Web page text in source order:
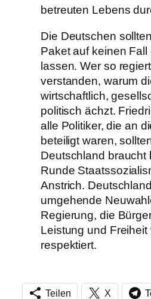
betreuten Lebens
Die Deutschen
Paket auf keinen Fall
lassen. Wer so
verstanden, warum
wirtschaftlich,
politisch ächzt.
alle Politiker, die an
beteiligt waren,
Deutschland braucht
Runde
Anstrich.
umgehende
Regierung, die
Leistung und Freiheit
respektiert.
Teilen X